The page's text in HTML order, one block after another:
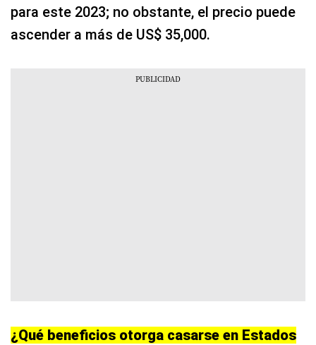
para este 2023; no obstante, el precio puede
ascender a más de US$ 35,000.
¿Qué beneficios otorga casarse en Estados